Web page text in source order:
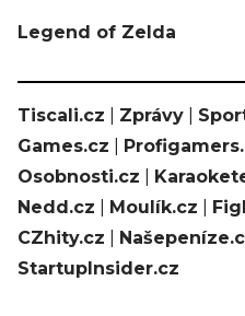
Legend of Zelda
Tiscali.cz Zprávy
Games.cz
Osobnosti.cz
Nedd.cz
Moulík.cz
CZhity.cz
StartupInsider.cz